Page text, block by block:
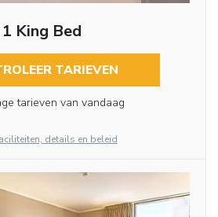
1 King Bed
TARIEVEN
tarieven van vandaag
details en beleid